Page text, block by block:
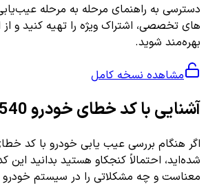
دسترسی به راهنمای مرحله به مرحله
های تخصصی، اشتراک ویژه را تهیه کنید و از
بهره‌مند شوید.
مشاهده نسخه کامل
آشنایی با کد خطای خودرو P0540
اگر هنگام بررسی عیب یابی خودرو با کد
شده‌اید، احتمالاً کنجکاو هستید بدانید
معناست و چه مشکلاتی را در سیستم